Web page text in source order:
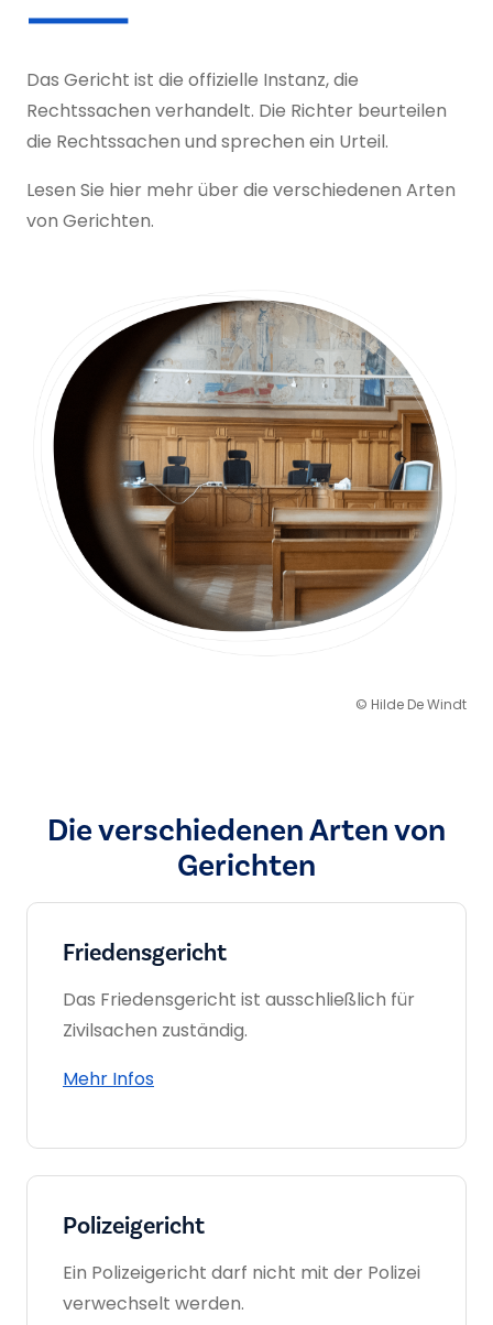
Das Gericht ist die offizielle Instanz, die
Rechtssachen verhandelt. Die Richter beurteilen
die Rechtssachen und sprechen ein Urteil.
Lesen Sie hier mehr über die verschiedenen Arten
von Gerichten.
© Hilde De Windt
Die verschiedenen Arten von
Gerichten
Friedensgericht
Das Friedensgericht ist ausschließlich für
Zivilsachen zuständig.
Mehr Infos
Polizeigericht
Ein Polizeigericht darf nicht mit der Polizei
verwechselt werden.